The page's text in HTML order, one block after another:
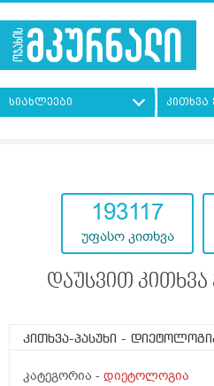
სიახლეები კითხვა
193117
უფასო კითხვა
დაუსვით კითხვა
კითხვა-პასუხი -
კატეგორია - დიეტოლოგია